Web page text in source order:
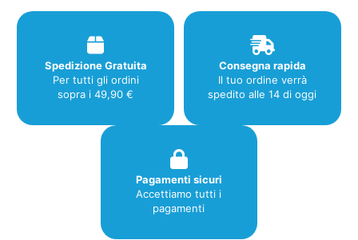
Spedizione Gratuita
Per tutti gli ordini
sopra i 49,90 €
Consegna rapida
Il tuo ordine verrà
spedito alle 14 di oggi
Pagamenti sicuri
Accettiamo tutti i
pagamenti